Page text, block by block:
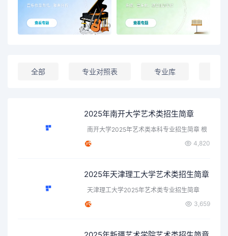
全部 专业对照表 专业库
2025年南开大学艺术类招生简章
南开大学2025年艺术类本科专业招生简章 根
据…
4,820
2025年天津理工大学艺术类招生简章
天津理工大学2025年艺术类专业招生简章
一、…
3,659